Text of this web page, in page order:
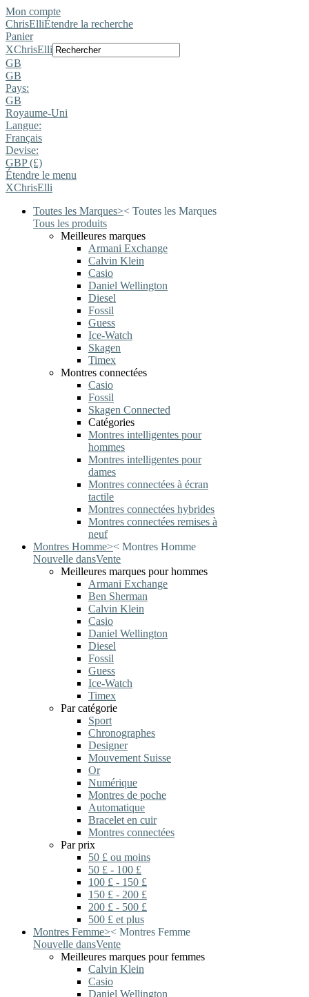
Mon compte
ChrisElliÉtendre la recherche
Panier
XChrisElli
GB
GB
Pays:
GB
Royaume-Uni
Langue:
Français
Devise:
GBP (£)
Étendre le menu
XChrisElli
Toutes les Marques>< Toutes les Marques
Tous les produits
Meilleures marques
Armani Exchange
Calvin Klein
Casio
Daniel Wellington
Diesel
Fossil
Guess
Ice-Watch
Skagen
Timex
Montres connectées
Casio
Fossil
Skagen Connected
Catégories
Montres intelligentes pour
hommes
Montres intelligentes pour
dames
Montres connectées à écran
tactile
Montres connectées hybrides
Montres connectées remises à
neuf
Montres Homme>< Montres Homme
Nouvelle dansVente
Meilleures marques pour hommes
Armani Exchange
Ben Sherman
Calvin Klein
Casio
Daniel Wellington
Diesel
Fossil
Guess
Ice-Watch
Timex
Par catégorie
Sport
Chronographes
Designer
Mouvement Suisse
Or
Numérique
Montres de poche
Automatique
Bracelet en cuir
Montres connectées
Par prix
50 £ ou moins
50 £ - 100 £
100 £ - 150 £
150 £ - 200 £
200 £ - 500 £
500 £ et plus
Montres Femme>< Montres Femme
Nouvelle dansVente
Meilleures marques pour femmes
Calvin Klein
Casio
Daniel Wellington